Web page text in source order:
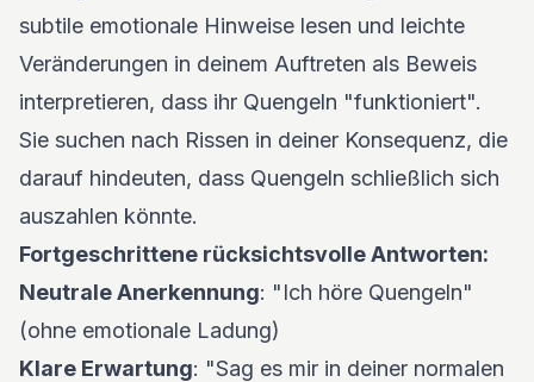
subtile emotionale Hinweise lesen und leichte
Veränderungen in deinem Auftreten als Beweis
interpretieren, dass ihr Quengeln "funktioniert".
Sie suchen nach Rissen in deiner Konsequenz, die
darauf hindeuten, dass Quengeln schließlich sich
auszahlen könnte.
Fortgeschrittene rücksichtsvolle Antworten:
Neutrale Anerkennung: "Ich höre Quengeln"
(ohne emotionale Ladung)
Klare Erwartung: "Sag es mir in deiner normalen